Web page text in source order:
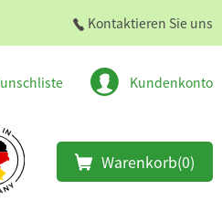
Kontaktieren Sie uns
Kundenkonto
Warenkorb(0)